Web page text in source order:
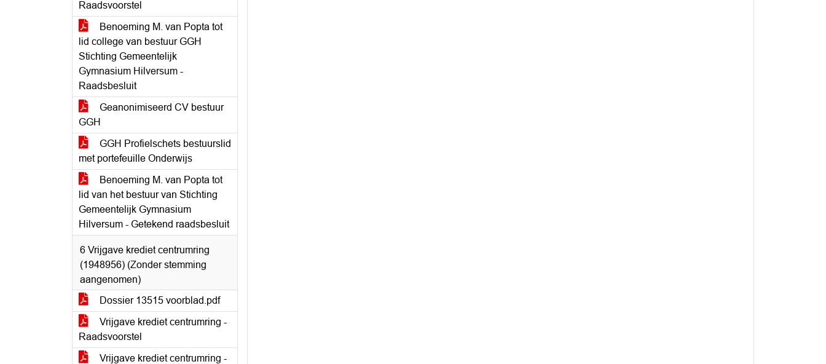
Raadsvoorstel
Benoeming M. van Popta tot
lid college van bestuur GGH
Stichting Gemeentelijk
Gymnasium Hilversum -
Raadsbesluit
Geanonimiseerd CV bestuur
GGH
GGH Profielschets bestuurslid
met portefeuille Onderwijs
Benoeming M. van Popta tot
lid van het bestuur van Stichting
Gemeentelijk Gymnasium
Hilversum - Getekend raadsbesluit
6 Vrijgave krediet centrumring
(1948956) (Zonder stemming
aangenomen)
Dossier 13515 voorblad.pdf
Vrijgave krediet centrumring -
Raadsvoorstel
Vrijgave krediet centrumring -